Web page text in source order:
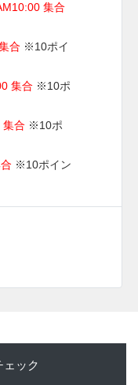
集合
合 ※10ポイ
集合 ※10ポ
集合 ※10ポ
※10ポイン
ェック